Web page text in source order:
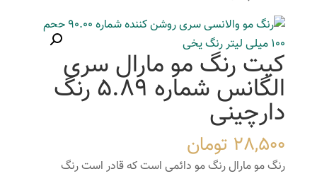
کیت رنگ مو مارال سری
الگانس شماره 5.89 رنگ
دارچینی
28,500 تومان
رنگ مو مارال رنگ مو دائمی است که قادر است رنگ